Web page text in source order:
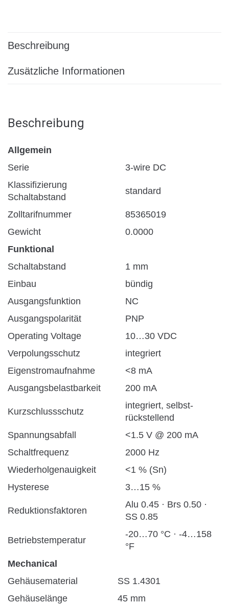
Beschreibung
Zusätzliche Informationen
Beschreibung
Allgemein
Serie
3-wire DC
Klassifizierung
Schaltabstand
standard
Zolltarifnummer
85365019
Gewicht
0.0000
Funktional
Schaltabstand
1 mm
Einbau
bündig
Ausgangsfunktion
NC
Ausgangspolarität
PNP
Operating Voltage
10…30 VDC
Verpolungsschutz
integriert
Eigenstromaufnahme
<8 mA
Ausgangsbelastbarkeit
200 mA
Kurzschlussschutz
integriert, selbst-
rückstellend
Spannungsabfall
<1.5 V @ 200 mA
Schaltfrequenz
2000 Hz
Wiederholgenauigkeit
<1 % (Sn)
Hysterese
3…15 %
Reduktionsfaktoren
Alu 0.45 · Brs 0.50 ·
SS 0.85
Betriebstemperatur
-20…70 °C · -4…158
°F
Mechanical
Gehäusematerial
SS 1.4301
Gehäuselänge
45 mm